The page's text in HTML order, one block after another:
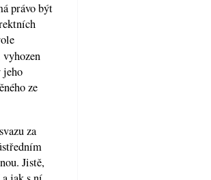
právo být
jeho
ze
za
Jistě,